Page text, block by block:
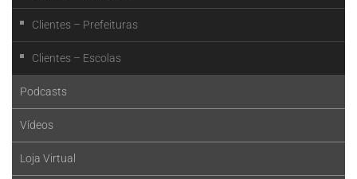
Clientes – Prefeituras
Clientes – Escolas
Podcasts
Vídeos
Loja Virtual